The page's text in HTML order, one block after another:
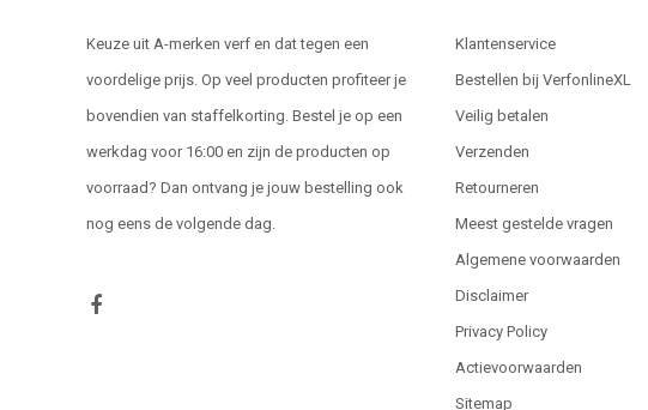
Keuze uit A-merken verf en dat tegen een
voordelige prijs. Op veel producten profiteer je
bovendien van staffelkorting. Bestel je op een
werkdag voor 16:00 en zijn de producten op
voorraad? Dan ontvang je jouw bestelling ook
nog eens de volgende dag.
Klantenservice
Bestellen bij VerfonlineXL
Veilig betalen
Verzenden
Retourneren
Meest gestelde vragen
Algemene voorwaarden
Disclaimer
Privacy Policy
Actievoorwaarden
Sitemap